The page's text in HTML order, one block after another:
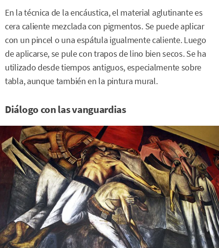
En la técnica de la encáustica, el material aglutinante es
cera caliente mezclada con pigmentos. Se puede aplicar
con un pincel o una espátula igualmente caliente. Luego
de aplicarse, se pule con trapos de lino bien secos. Se ha
utilizado desde tiempos antiguos, especialmente sobre
tabla, aunque también en la pintura mural.
Diálogo con las vanguardias